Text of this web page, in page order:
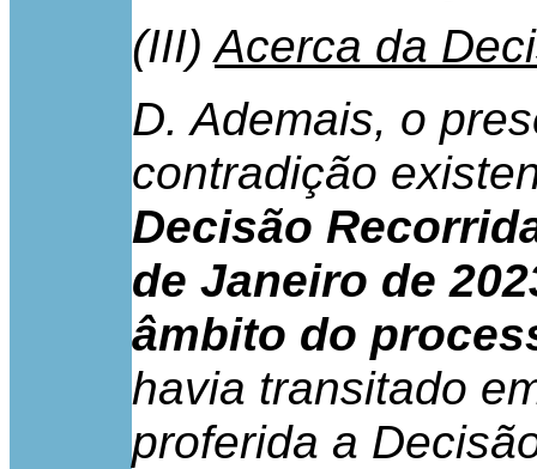
(III)Acerca da
D. Ademais, o
contradição
Decisão
de Janeiro de
âmbito do
havia transitado
proferida a